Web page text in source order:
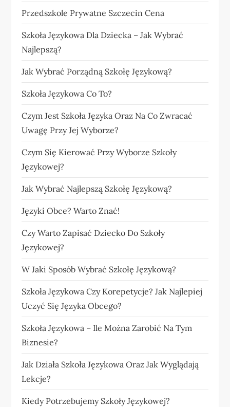
Przedszkole Prywatne Szczecin Cena
Szkoła Językowa Dla Dziecka – Jak Wybrać
Najlepszą?
Jak Wybrać Porządną Szkołę Językową?
Szkoła Językowa Co To?
Czym Jest Szkoła Języka Oraz Na Co Zwracać
Uwagę Przy Jej Wyborze?
Czym Się Kierować Przy Wyborze Szkoły
Językowej?
Jak Wybrać Najlepszą Szkołę Językową?
Języki Obce? Warto Znać!
Czy Warto Zapisać Dziecko Do Szkoły
Językowej?
W Jaki Sposób Wybrać Szkołę Językową?
Szkoła Językowa Czy Korepetycje? Jak Najlepiej
Uczyć Się Języka Obcego?
Szkoła Językowa – Ile Można Zarobić Na Tym
Biznesie?
Jak Działa Szkoła Językowa Oraz Jak Wyglądają
Lekcje?
Kiedy Potrzebujemy Szkoły Językowej?